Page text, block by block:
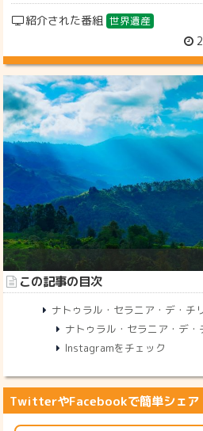
紹介された番組 世界遺産
この記事の目次
ナトゥラル・セラニア・デ・チ
ナトゥラル・セラニア・デ
Instagramをチェック
TwitterやFacebookで簡単シェア